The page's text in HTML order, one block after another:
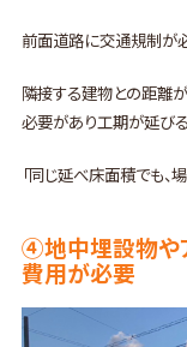
前面道路に交通規制が
隣接する建物との距離
必要があり工期が延びる
「同じ延べ床面積でも、
④地中埋設物や
費用が必要